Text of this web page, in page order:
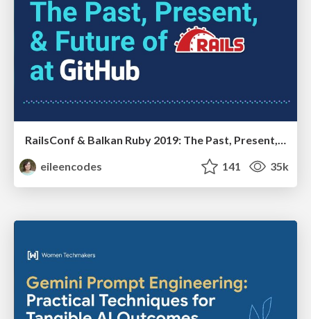
RailsConf & Balkan Ruby 2019: The Past, Present, and Future of Rails at GitHub
eileencodes
141 35k